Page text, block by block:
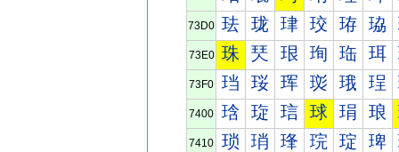
73D0 珐 珑 珒 珓 珔 珕
73E0 珠 珡 珢 珣 珤 珥
73F0 珰 珱 珲 珳 珴 珵
7400 琀 琁 琂 球 琄 琅
7410 琐 琑 琒 琓 琔 琕